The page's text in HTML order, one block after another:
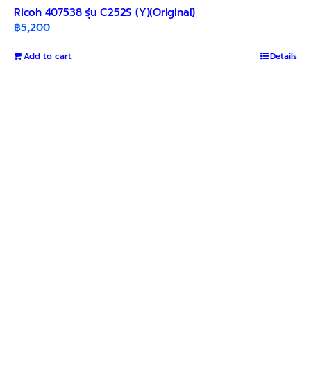
Ricoh 407538 รุ่น C252S (Y)(Original)
฿5,200
Add to cart Details